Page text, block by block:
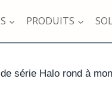
PRODUITS
série Halo rond à